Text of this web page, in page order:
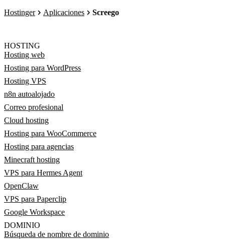
Hostinger Aplicaciones Screego
HOSTING
Hosting web
Hosting para WordPress
Hosting VPS
n8n autoalojado
Correo profesional
Cloud hosting
Hosting para WooCommerce
Hosting para agencias
Minecraft hosting
VPS para Hermes Agent
OpenClaw
VPS para Paperclip
Google Workspace
DOMINIO
Búsqueda de nombre de dominio